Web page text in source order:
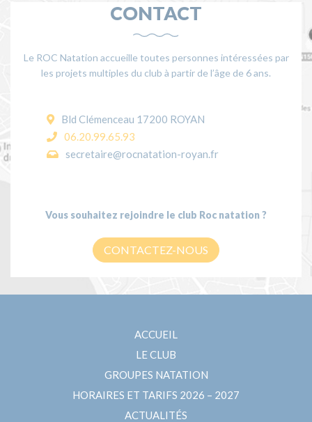
CONTACT
Le ROC Natation accueille toutes personnes intéressées par
les projets multiples du club à partir de l’âge de 6 ans.
Bld Clémenceau 17200 ROYAN
06.20.99.65.93
secretaire@rocnatation-royan.fr
Vous souhaitez rejoindre le club Roc natation ?
CONTACTEZ-NOUS
ACCUEIL
LE CLUB
GROUPES NATATION
HORAIRES ET TARIFS 2026 – 2027
ACTUALITÉS